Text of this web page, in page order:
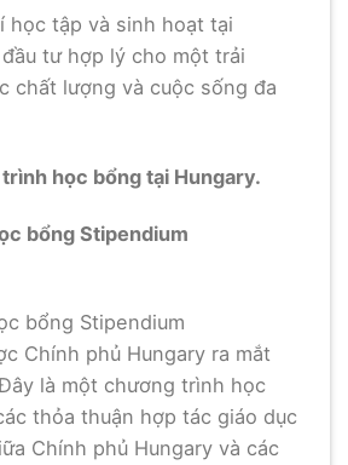
học tập và sinh hoạt tại
tư hợp lý cho một trải
chất lượng và cuộc sống đa
học bổng tại Hungary.
bổng Stipendium
bổng Stipendium
Chính phủ Hungary ra mắt
là một chương trình học
thỏa thuận hợp tác giáo dục
Chính phủ Hungary và các